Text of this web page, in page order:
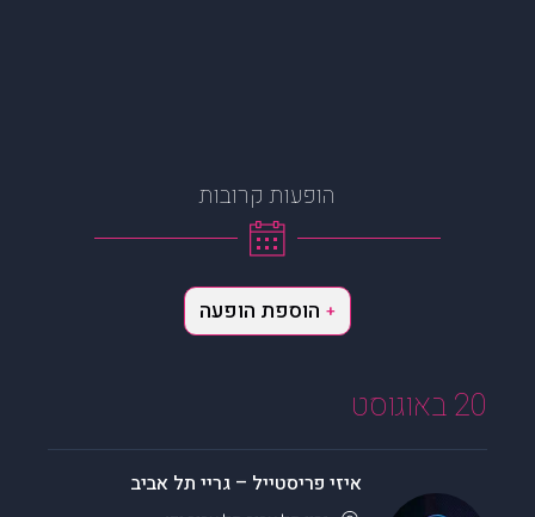
הופעות קרובות
+ הוספת הופעה
20 באוגוסט
איזי פריסטייל – גריי תל אביב